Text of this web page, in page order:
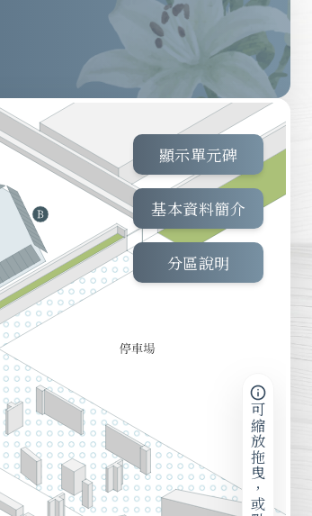
顯示單元碑
基本資料簡介
分區說明
可縮放拖曳，或點擊